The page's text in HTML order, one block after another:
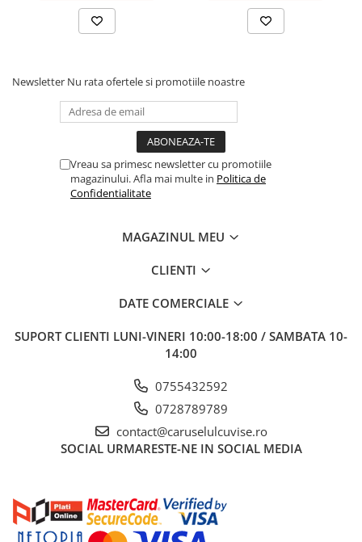
Newsletter Nu rata ofertele si promotiile noastre
Vreau sa primesc newsletter cu promotiile
magazinului. Afla mai multe in Politica de
Confidentialitate
MAGAZINUL MEU
CLIENTI
DATE COMERCIALE
SUPORT CLIENTI LUNI-VINERI 10:00-18:00 / SAMBATA 10-
14:00
0755432592
0728789789
contact@caruselulcuvise.ro
SOCIAL URMARESTE-NE IN SOCIAL MEDIA